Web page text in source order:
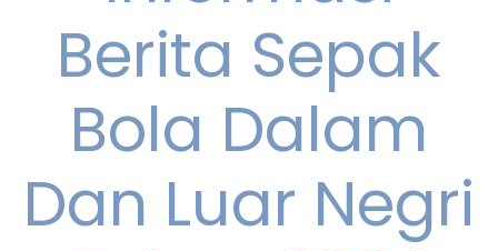
Berita Sepak
Bola Dalam
Dan Luar Negri